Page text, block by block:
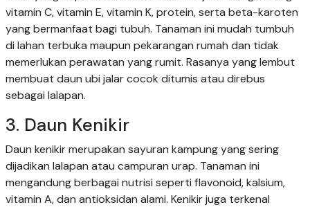
vitamin C, vitamin E, vitamin K, protein, serta beta-karoten
yang bermanfaat bagi tubuh. Tanaman ini mudah tumbuh
di lahan terbuka maupun pekarangan rumah dan tidak
memerlukan perawatan yang rumit. Rasanya yang lembut
membuat daun ubi jalar cocok ditumis atau direbus
sebagai lalapan.
3. Daun Kenikir
Daun kenikir merupakan sayuran kampung yang sering
dijadikan lalapan atau campuran urap. Tanaman ini
mengandung berbagai nutrisi seperti flavonoid, kalsium,
vitamin A, dan antioksidan alami. Kenikir juga terkenal